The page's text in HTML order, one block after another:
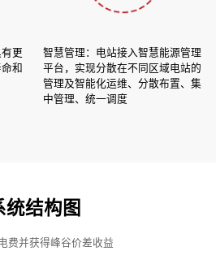
更
和
智慧管理：电站接入智慧能源管理
平台，实现分散在不同区域电站的
管理及智能化运维、分散布置、集
中管理、统一调度
统结构图
费并获得峰谷价差收益